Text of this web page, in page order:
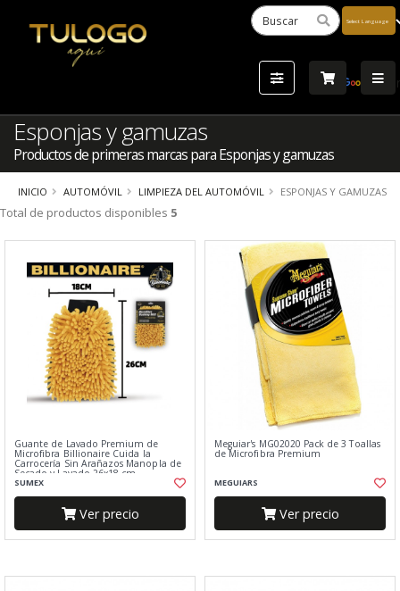
by
Esponjas y gamuzas
Productos de primeras marcas para Esponjas y gamuzas
INICIO AUTOMÓVIL LIMPIEZA DEL AUTOMÓVIL ESPONJAS Y GAMUZAS
Total de productos disponibles 5
Guante de Lavado Premium de
Microfibra Billionaire Cuida la
Carrocería Sin Arañazos Manopla de
Secado y Lavado 26x18 cm
SUMEX
Ver precio
Meguiar's MG02020 Pack de 3 Toallas
de Microfibra Premium
MEGUIARS
Ver precio